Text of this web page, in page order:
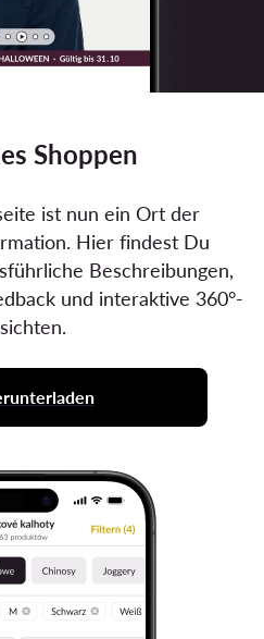
Shoppen
ist nun ein Ort der
Hier findest Du
Beschreibungen,
und interaktive 360°-